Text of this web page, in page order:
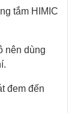
tắm HIMIC
nên dùng
đem đến